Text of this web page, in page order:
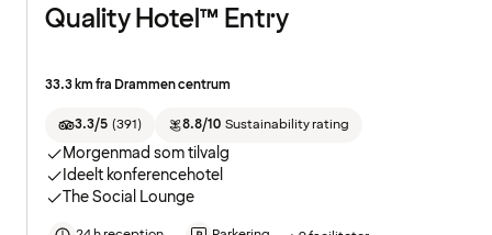
Quality Hotel™ Entry
33.3 km fra Drammen centrum
3.3/5 (391) 8.8/10 Sustainability rating
Morgenmad som tilvalg
Ideelt konferencehotel
The Social Lounge